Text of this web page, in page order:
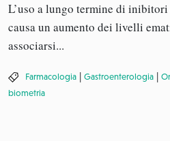
L’uso a lungo termine di
causa un aumento dei livelli
associarsi...
Farmacologia | Gastroenterologia |
biometria